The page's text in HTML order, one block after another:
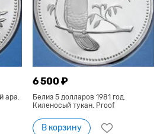
ара.
6 500 ₽
Белиз 5 долларов 1981 год.
Киленосый тукан. Proof
В корзину